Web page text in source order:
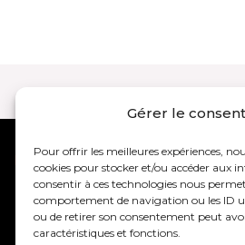
Gérer le
Pour offrir les meilleures expériences,
cookies pour stocker et/ou accéder aux
consentir à ces technologies nous
comportement de navigation ou les ID
ou de retirer son consentement peut
caractéristiques et fonctions.
Mentions légales et politique de